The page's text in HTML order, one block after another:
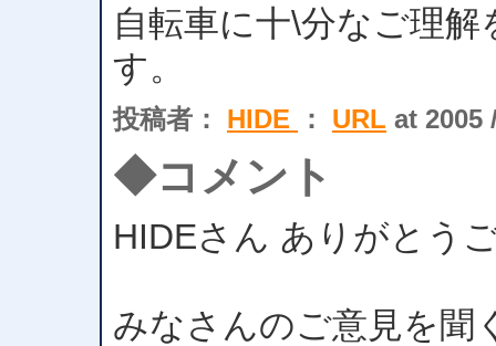
自転車に十\分なご理
す。
投稿者： HIDE ： URL at 2005
◆コメント
HIDEさん ありがとう
みなさんのご意見を聞